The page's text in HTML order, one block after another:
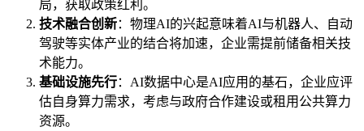
局，获取政策红利。
技术融合创新：物理AI的兴起意味着AI与机器人、自动
驾驶等实体产业的结合将加速，企业需提前储备相关技
术能力。
基础设施先行：AI数据中心是AI应用的基石，企业应评
估自身算力需求，考虑与政府合作建设或租用公共算力
资源。